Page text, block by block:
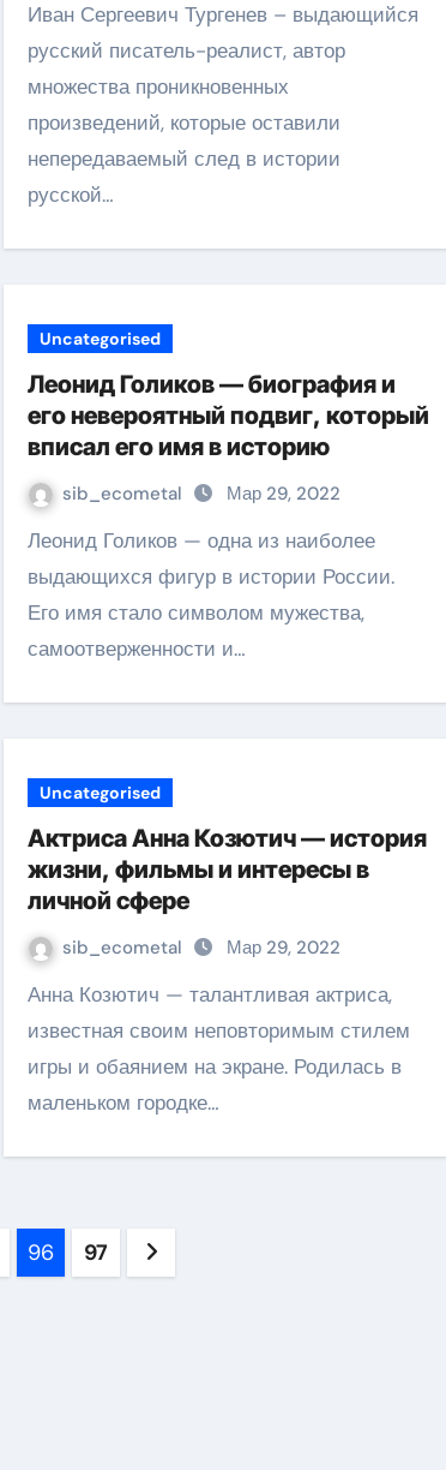
Иван Сергеевич Тургенев – выдающийся
русский писатель-реалист, автор
множества проникновенных
произведений, которые оставили
непередаваемый след в истории
русской…
Uncategorised
Леонид Голиков — биография и
его невероятный подвиг, который
вписал его имя в историю
sib_ecometal Мар 29, 2022
Леонид Голиков — одна из наиболее
выдающихся фигур в истории России.
Его имя стало символом мужества,
самоотверженности и…
Uncategorised
Актриса Анна Козютич — история
жизни, фильмы и интересы в
личной сфере
sib_ecometal Мар 29, 2022
Анна Козютич — талантливая актриса,
известная своим неповторимым стилем
игры и обаянием на экране. Родилась в
маленьком городке…
96 97